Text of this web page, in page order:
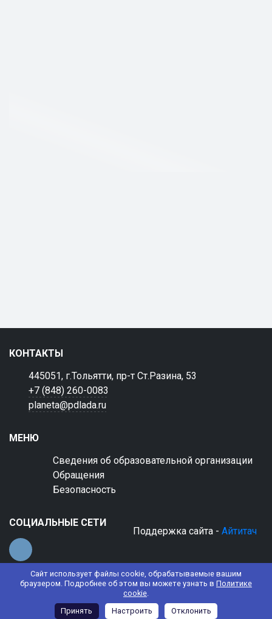
Сайт использует файлы cookie, обрабатываемые вашим
браузером. Подробнее об этом вы можете узнать в Политике
cookie.
Принять
Настроить Отклонить
КОНТАКТЫ
445051, г.Тольятти, пр-т Ст.Разина, 53
+7 (848) 260-0083
planeta@pdlada.ru
МЕНЮ
Сведения об образовательной организации
Обращения
Безопасность
СОЦИАЛЬНЫЕ СЕТИ
Поддержка сайта - Айтитач
© 2022 АНО ДО "Планета детства "Лада"